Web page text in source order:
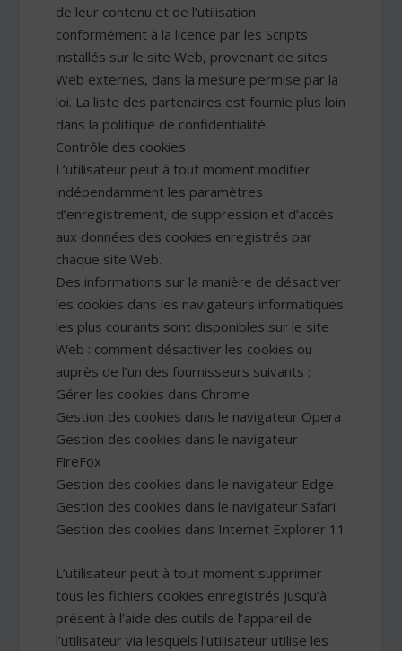
de leur contenu et de l’utilisation
conformément à la licence par les Scripts
installés sur le site Web, provenant de sites
Web externes, dans la mesure permise par la
loi. La liste des partenaires est fournie plus loin
dans la politique de confidentialité.
Contrôle des cookies
L’utilisateur peut à tout moment modifier
indépendamment les paramètres
d’enregistrement, de suppression et d’accès
aux données des cookies enregistrés par
chaque site Web.
Des informations sur la manière de désactiver
les cookies dans les navigateurs informatiques
les plus courants sont disponibles sur le site
Web : comment désactiver les cookies ou
auprès de l’un des fournisseurs suivants :
Gérer les cookies dans Chrome
Gestion des cookies dans le navigateur Opera
Gestion des cookies dans le navigateur
FireFox
Gestion des cookies dans le navigateur Edge
Gestion des cookies dans le navigateur Safari
Gestion des cookies dans Internet Explorer 11
L’utilisateur peut à tout moment supprimer
tous les fichiers cookies enregistrés jusqu’à
présent à l’aide des outils de l’appareil de
l’utilisateur via lesquels l’utilisateur utilise les